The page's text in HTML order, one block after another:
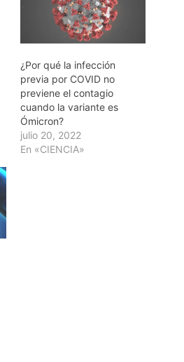
¿Por qué la infección
previa por COVID no
previene el contagio
cuando la variante es
Ómicron?
julio 20, 2022
En «CIENCIA»